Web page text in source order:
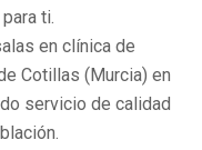
ti.
en clínica de
Cotillas (Murcia) en
servicio de calidad